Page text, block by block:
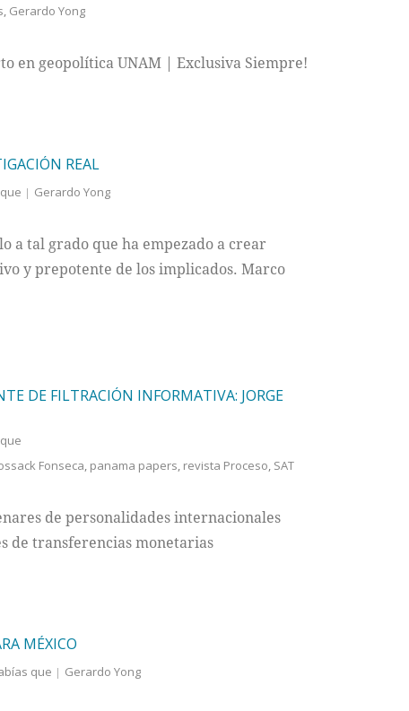
, Gerardo Yong
en geopolítica UNAM | Exclusiva Siempre!
REAL
Gerardo Yong
a tal grado que ha empezado a crear
y prepotente de los implicados. Marco
DE FILTRACIÓN INFORMATIVA: JORGE
Fonseca, panama papers, revista Proceso, SAT
de personalidades internacionales
de transferencias monetarias
MÉXICO
que Gerardo Yong